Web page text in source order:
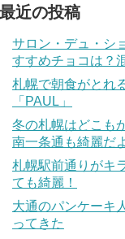
最近の投稿
サロン・デュ・シ
すすめチョコは？
札幌で朝食がとれ
「PAUL」
冬の札幌はどこも
南一条通も綺麗だ
札幌駅前通りがキ
ても綺麗！
大通のパンケーキ
ってきた